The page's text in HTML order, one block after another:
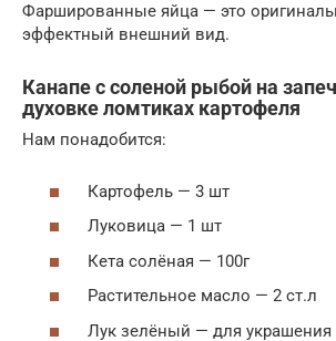
Фаршированные яйца — это
эффектный внешний вид.
Канапе с соленой рыбой на
духовке ломтиках картофеля
Нам понадобится:
Картофель — 3 шт
Луковица — 1 шт
Кета солёная — 100г
Растительное масло — 2 ст.л
Лук зелёный — для украшения